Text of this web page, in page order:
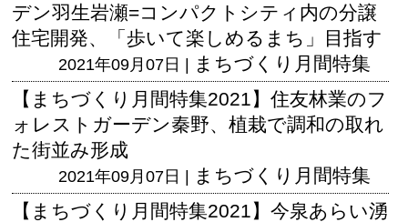
デン羽生岩瀬=コンパクトシティ内の分譲
住宅開発、「歩いて楽しめるまち」目指す
2021年09月07日 | まちづくり月間特集
【まちづくり月間特集2021】住友林業のフ
ォレストガーデン秦野、植栽で調和の取れ
た街並み形成
2021年09月07日 | まちづくり月間特集
【まちづくり月間特集2021】今泉あらい湧